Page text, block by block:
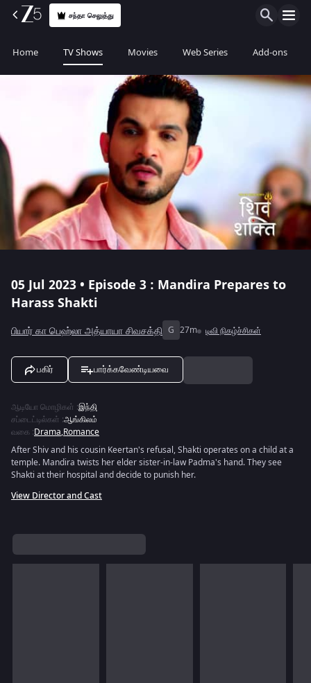
சந்தா செலுத்து
Home TV Shows Movies Web Series Add-ons
05 Jul 2023 • Episode 3 : Mandira Prepares to
Harass Shakti
பியார் கா பெஹ்லா அத்யாயா சிவசக்தி G 27m டிவி நிகழ்ச்சிகள்
பகிர் பார்க்கவேண்டியவை
ஆடியோ மொழிகள் :இந்தி
சப்டைட்டில்கள் :ஆங்கிலம்
வகை :Drama,Romance
After Shiv and his cousin Keertan's refusal, Shakti operates on a child at a
temple. Mandira twists her elder sister-in-law Padma's hand. They see
Shakti at their hospital and decide to punish her.
View Director and Cast